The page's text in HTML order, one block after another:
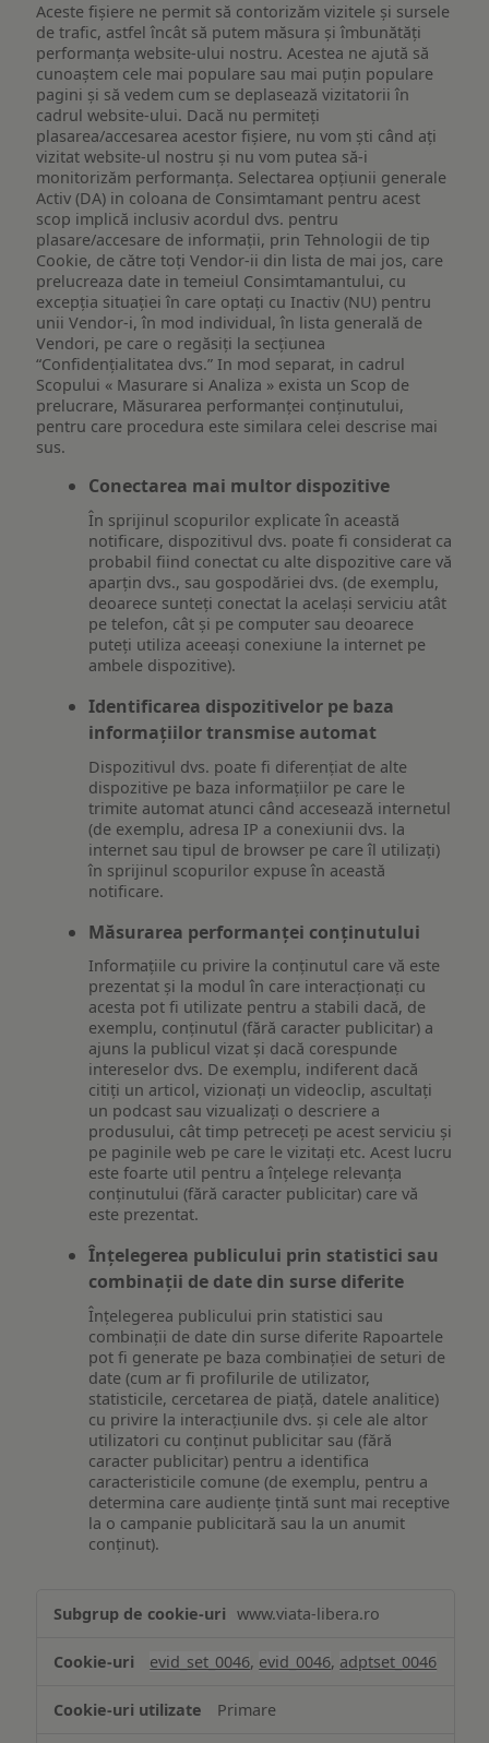
Aceste fișiere ne permit să contorizăm vizitele și sursele
de trafic, astfel încât să putem măsura și îmbunătăți
performanța website-ului nostru. Acestea ne ajută să
cunoaștem cele mai populare sau mai puțin populare
pagini și să vedem cum se deplasează vizitatorii în
cadrul website-ului. Dacă nu permiteți
plasarea/accesarea acestor fișiere, nu vom ști când ați
vizitat website-ul nostru și nu vom putea să-i
monitorizăm performanța. Selectarea opțiunii generale
Activ (DA) in coloana de Consimtamant pentru acest
scop implică inclusiv acordul dvs. pentru
plasare/accesare de informații, prin Tehnologii de tip
Cookie, de către toți Vendor-ii din lista de mai jos, care
prelucreaza date in temeiul Consimtamantului, cu
excepția situației în care optați cu Inactiv (NU) pentru
unii Vendor-i, în mod individual, în lista generală de
Vendori, pe care o regăsiți la secțiunea
“Confidențialitatea dvs.” In mod separat, in cadrul
Scopului « Masurare si Analiza » exista un Scop de
prelucrare, Măsurarea performanței conținutului,
pentru care procedura este similara celei descrise mai
sus.
Conectarea mai multor dispozitive
În sprijinul scopurilor explicate în această
notificare, dispozitivul dvs. poate fi considerat ca
probabil fiind conectat cu alte dispozitive care vă
aparțin dvs., sau gospodăriei dvs. (de exemplu,
deoarece sunteți conectat la același serviciu atât
pe telefon, cât și pe computer sau deoarece
puteți utiliza aceeași conexiune la internet pe
ambele dispozitive).
Identificarea dispozitivelor pe baza
informațiilor transmise automat
Dispozitivul dvs. poate fi diferențiat de alte
dispozitive pe baza informațiilor pe care le
trimite automat atunci când accesează internetul
(de exemplu, adresa IP a conexiunii dvs. la
internet sau tipul de browser pe care îl utilizați)
în sprijinul scopurilor expuse în această
notificare.
Măsurarea performanței conținutului
Informațiile cu privire la conținutul care vă este
prezentat și la modul în care interacționați cu
acesta pot fi utilizate pentru a stabili dacă, de
exemplu, conținutul (fără caracter publicitar) a
ajuns la publicul vizat și dacă corespunde
intereselor dvs. De exemplu, indiferent dacă
citiți un articol, vizionați un videoclip, ascultați
un podcast sau vizualizați o descriere a
produsului, cât timp petreceți pe acest serviciu și
pe paginile web pe care le vizitați etc. Acest lucru
este foarte util pentru a înțelege relevanța
conținutului (fără caracter publicitar) care vă
este prezentat.
Înțelegerea publicului prin statistici sau
combinații de date din surse diferite
Înțelegerea publicului prin statistici sau
combinații de date din surse diferite Rapoartele
pot fi generate pe baza combinației de seturi de
date (cum ar fi profilurile de utilizator,
statisticile, cercetarea de piață, datele analitice)
cu privire la interacțiunile dvs. și cele ale altor
utilizatori cu conținut publicitar sau (fără
caracter publicitar) pentru a identifica
caracteristicile comune (de exemplu, pentru a
determina care audiențe țintă sunt mai receptive
la o campanie publicitară sau la un anumit
conținut).
www.viata-libera.ro
evid_set_0046, evid_0046, adptset_0046
Primare